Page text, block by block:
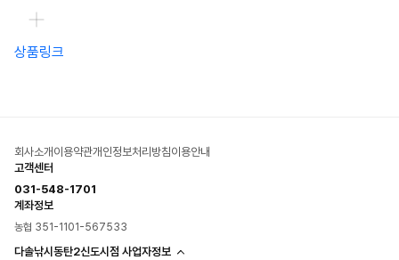
상품링크
회사소개 이용약관개인정보처리방침이용안내
다솔낚시동탄2신도시점 사업자정보
고객센터
031-548-1701
계좌정보
농협 351-1101-567533